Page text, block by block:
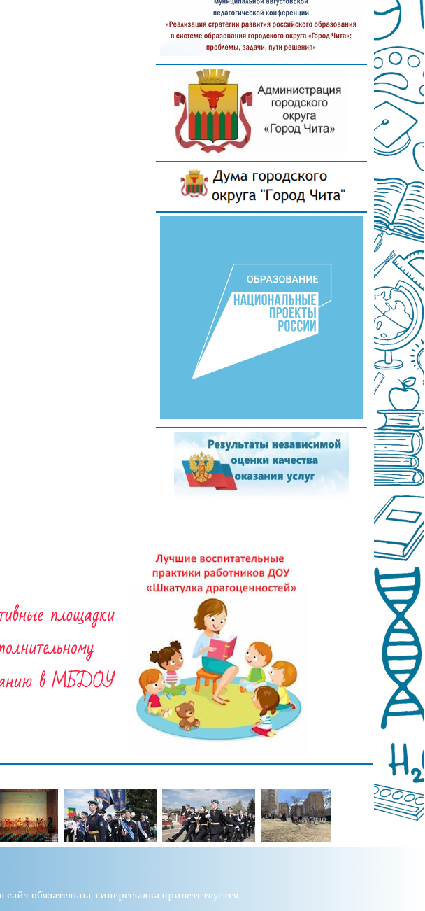
обязательна, гиперссылка приветствуется.